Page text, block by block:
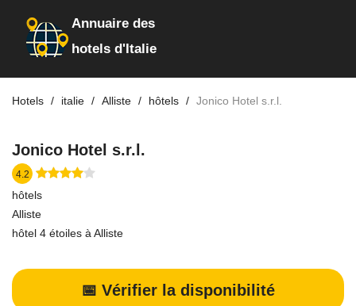
Annuaire des
hotels d'Italie
Hotels italie Alliste hôtels Jonico Hotel s.r.l.
Jonico Hotel s.r.l.
4.2
hôtels
Alliste
hôtel 4 étoiles à Alliste
📅 Vérifier la disponibilité